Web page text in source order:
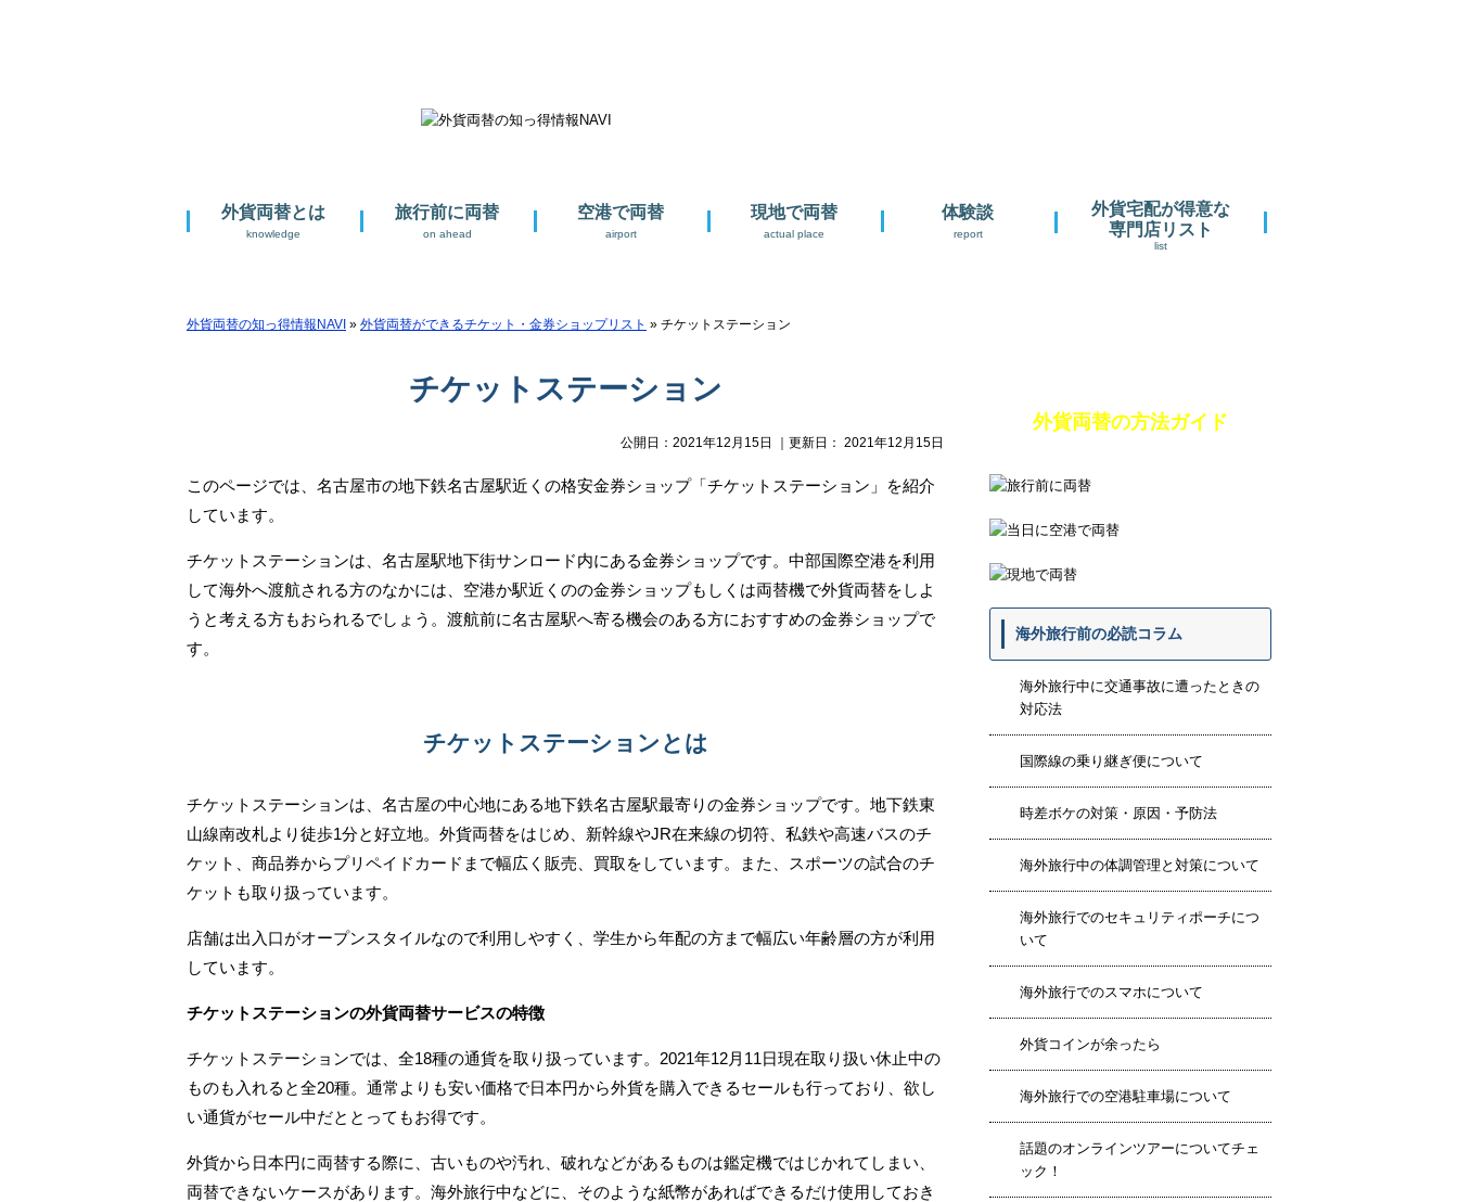
外貨両替とは
knowledge
旅行前に両替
on ahead
空港で両替
airport
現地で両替
actual place
体験談
report
外貨宅配が得意な
専門店リスト
list
外貨両替の知っ得情報NAVI » 外貨両替ができるチケット・金券ショップリスト » チケットステーション
チケットステーション
公開日： 2021年12月15日 ｜更新日： 2021年12月15日
このページでは、名古屋市の地下鉄名古屋駅近くの格安金券ショップ「チケットステーション」を紹介
しています。
チケットステーションは、名古屋駅地下街サンロード内にある金券ショップです。中部国際空港を利用
して海外へ渡航される方のなかには、空港か駅近くのの金券ショップもしくは両替機で外貨両替をしよ
うと考える方もおられるでしょう。渡航前に名古屋駅へ寄る機会のある方におすすめの金券ショップで
す。
チケットステーションとは
チケットステーションは、名古屋の中心地にある地下鉄名古屋駅最寄りの金券ショップです。地下鉄東
山線南改札より徒歩1分と好立地。外貨両替をはじめ、新幹線やJR在来線の切符、私鉄や高速バスのチ
ケット、商品券からプリペイドカードまで幅広く販売、買取をしています。また、スポーツの試合のチ
ケットも取り扱っています。
店舗は出入口がオープンスタイルなので利用しやすく、学生から年配の方まで幅広い年齢層の方が利用
しています。
チケットステーションの外貨両替サービスの特徴
チケットステーションでは、全18種の通貨を取り扱っています。2021年12月11日現在取り扱い休止中の
ものも入れると全20種。通常よりも安い価格で日本円から外貨を購入できるセールも行っており、欲し
い通貨がセール中だととってもお得です。
外貨から日本円に両替する際に、古いものや汚れ、破れなどがあるものは鑑定機ではじかれてしまい、
両替できないケースがあります。海外旅行中などに、そのような紙幣があればできるだけ使用しておき
外貨両替の方法ガイド
海外旅行前の必読コラム
海外旅行中に交通事故に遭ったときの
対応法
国際線の乗り継ぎ便について
時差ボケの対策・原因・予防法
海外旅行中の体調管理と対策について
海外旅行でのセキュリティポーチにつ
いて
海外旅行でのスマホについて
外貨コインが余ったら
海外旅行での空港駐車場について
話題のオンラインツアーについてチェ
ック！